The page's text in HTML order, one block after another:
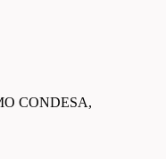
CONDESA,